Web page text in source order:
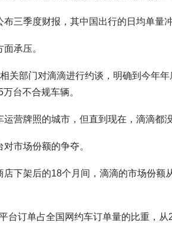
三季度财报，其中国出行的日均单量
承压。
关部门对滴滴进行约谈，明确到今年
台不合规车辆。
运营牌照的城市，但直到现在，滴滴都
市场份额的争夺。
店下架后的18个月间，滴滴的市场份
台订单占全国网约车订单量的比重，从